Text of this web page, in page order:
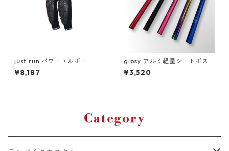
just run パワーエルボー
¥8,187
gipsy アルミ軽量シートポス
ト
¥3,520
Category